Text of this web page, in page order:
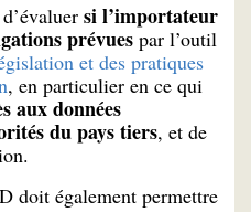
si l’importateur
prévues par l’outil
et des pratiques
, en particulier en ce qui
aux données
du pays tiers, et de
doit également permettre